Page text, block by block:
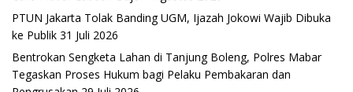
PTUN Jakarta Tolak Banding UGM, Ijazah Jokowi Wajib Dibuka
ke Publik 31 Juli 2026
Bentrokan Sengketa Lahan di Tanjung Boleng, Polres Mabar
Tegaskan Proses Hukum bagi Pelaku Pembakaran dan